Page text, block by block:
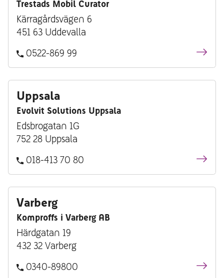
Trestads Mobil Curator
Kärragårdsvägen 6
451 63 Uddevalla
0522-869 99
Uppsala
Evolvit Solutions Uppsala
Edsbrogatan 1G
752 28 Uppsala
018-413 70 80
Varberg
Komproffs i Varberg AB
Härdgatan 19
432 32 Varberg
0340-89800